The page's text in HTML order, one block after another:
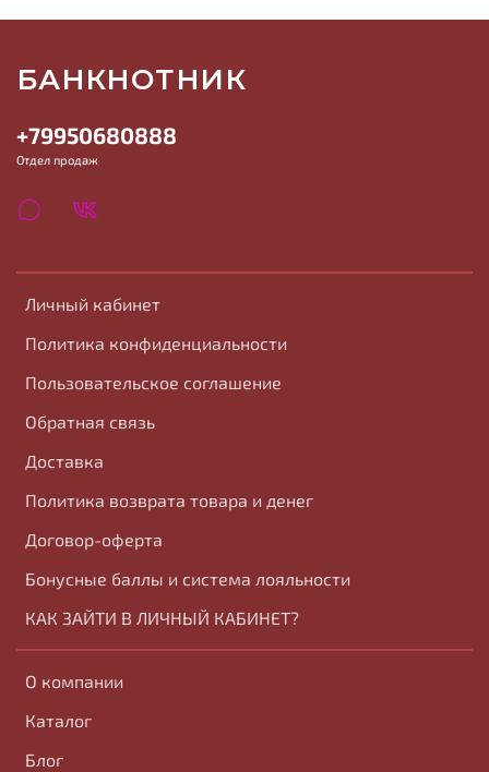
Личный кабинет
Политика конфиденциальности
Пользовательское соглашение
Обратная связь
Доставка
Политика возврата товара и денег
Договор-оферта
Бонусные баллы и система лояльности
КАК ЗАЙТИ В ЛИЧНЫЙ КАБИНЕТ?
О компании
Каталог
Блог
+79950680888
Отдел продаж
БАНКНОТНИК